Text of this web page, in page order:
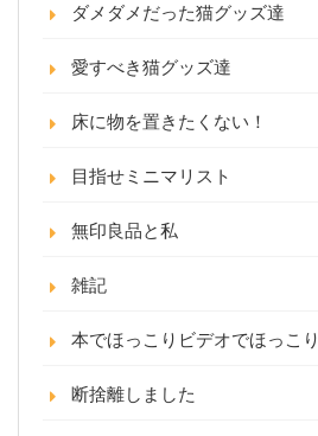
ダメダメだった猫グッズ達
愛すべき猫グッズ達
床に物を置きたくない！
目指せミニマリスト
無印良品と私
雑記
本でほっこりビデオでほっこり
断捨離しました